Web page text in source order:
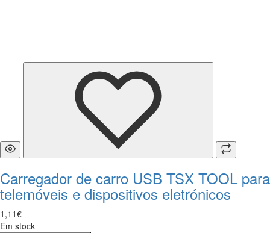
Carregador de carro USB TSX TOOL para
telemóveis e dispositivos eletrónicos
1 ,11€
Em stock